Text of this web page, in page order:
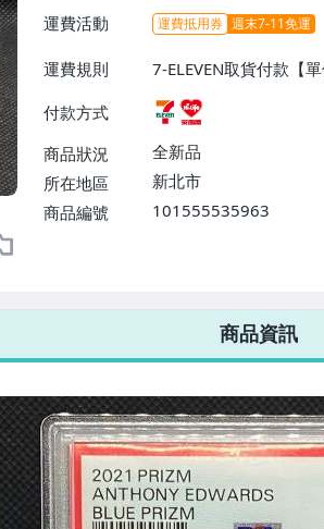
運費活動 運費抵用券 週末7-11免運
運費規則
7-ELEVEN取貨付款【
0】
付款方式
商品狀況
全新品
所在地區
新北市
商品編號
101555535963
商品資訊